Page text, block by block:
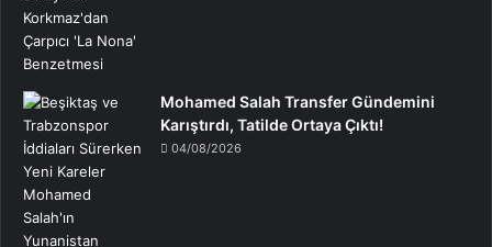
Mohamed Salah Transfer Gündemini
Karıştırdı, Tatilde Ortaya Çıktı!
04/08/2026